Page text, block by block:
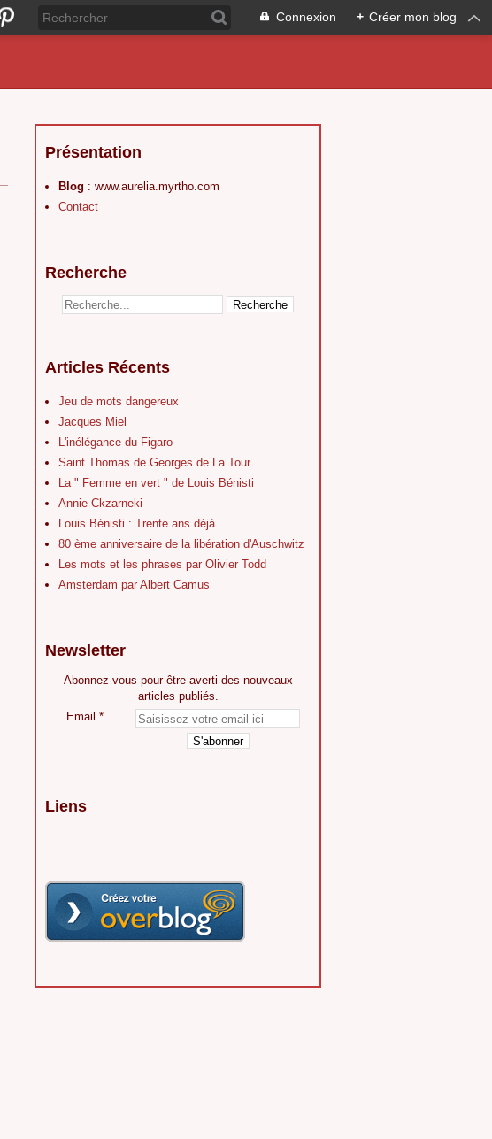
Connexion + Créer mon blog
Présentation
Blog : www.aurelia.myrtho.com
Contact
Recherche
Articles Récents
Jeu de mots dangereux
Jacques Miel
L'inélégance du Figaro
Saint Thomas de Georges de La Tour
La " Femme en vert " de Louis Bénisti
Annie Ckzarneki
Louis Bénisti : Trente ans déjà
80 ème anniversaire de la libération d'Auschwitz
Les mots et les phrases par Olivier Todd
Amsterdam par Albert Camus
Newsletter
Abonnez-vous pour être averti des nouveaux
articles publiés.
Email
Liens